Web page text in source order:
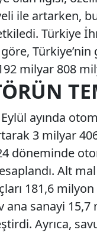
ile artarken,
Türkiye
milyar 808
Eylül ayında
3 milyar
döneminde
Alt
181,6
ana sanayi 15,7
Ayrıca,